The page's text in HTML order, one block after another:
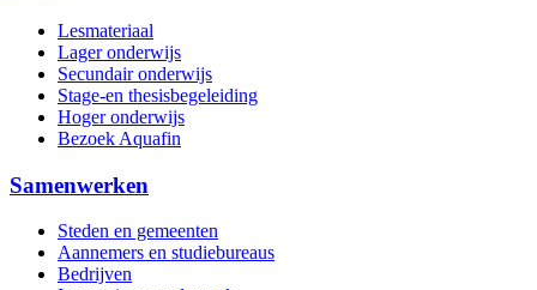
Lesmateriaal
Lager onderwijs
Secundair onderwijs
Stage-en thesisbegeleiding
Hoger onderwijs
Bezoek Aquafin
Samenwerken
Steden en gemeenten
Aannemers en studiebureaus
Bedrijven